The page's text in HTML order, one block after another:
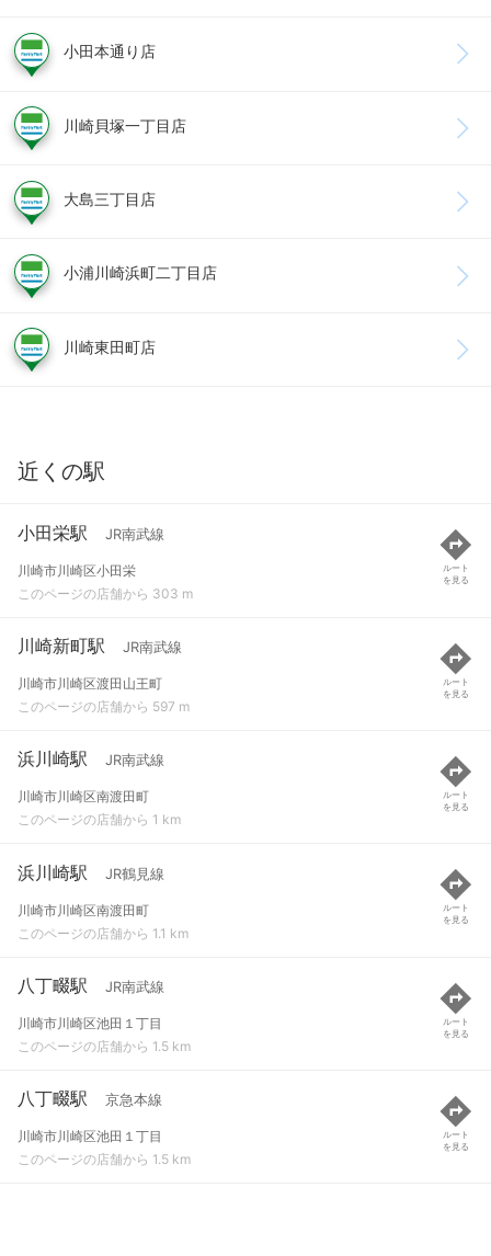
小田本通り店
川崎貝塚一丁目店
大島三丁目店
小浦川崎浜町二丁目店
川崎東田町店
近くの駅
小田栄駅 JR南武線
川崎市川崎区小田栄
このページの店舗から 303 m
ルート
を見る
川崎新町駅 JR南武線
川崎市川崎区渡田山王町
このページの店舗から 597 m
ルート
を見る
浜川崎駅 JR南武線
川崎市川崎区南渡田町
このページの店舗から 1 km
ルート
を見る
浜川崎駅 JR鶴見線
川崎市川崎区南渡田町
このページの店舗から 1.1 km
ルート
を見る
八丁畷駅 JR南武線
川崎市川崎区池田１丁目
このページの店舗から 1.5 km
ルート
を見る
八丁畷駅 京急本線
川崎市川崎区池田１丁目
このページの店舗から 1.5 km
ルート
を見る